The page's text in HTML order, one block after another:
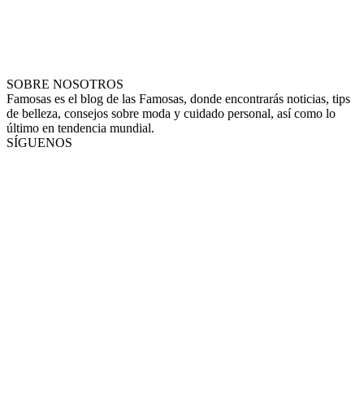
SOBRE NOSOTROS
Famosas es el blog de las Famosas, donde encontrarás noticias, tips
de belleza, consejos sobre moda y cuidado personal, así como lo
último en tendencia mundial.
SÍGUENOS